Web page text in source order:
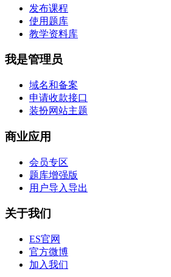
发布课程
使用题库
教学资料库
我是管理员
域名和备案
申请收款接口
装扮网站主题
商业应用
会员专区
题库增强版
用户导入导出
关于我们
ES官网
官方微博
加入我们